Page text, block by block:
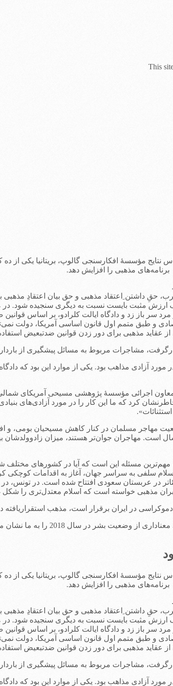
مؤسسۀ افکارسنجی گالوپ، بریتانیا یکی از ده
مذهبی را افزایش دهد.
حقِ داشتن ِاعتقاد مذهبی و حق بیان اعتقادِ
یک ارزش مثبت بایست نسبت به دیگری سنجیده شود.
سر باز زد و دادگاه ایالت کلرادو، بر اساس
متمم اول قانون اساسی آمریکا، دولت
مذهبی برای دور زدن قوانین ضدتبعیض استفاده
آرامِ امریکا، در سال 2017 شاهد منازعاتی در مورد آزادی مذاهب بود.
اجرائی مؤسسۀ پژوهشی مسیحی آمریکای
کرد که ما این کار را در مورد آزادی‌های
مهاجر مسلمان در کنار کاهش مسیحیان بومی، و
آیندۀ جامعه هستند. برای مثال در آلمان متوسط سنِ بومی‌ها 47 سال است.
مسئله این است که آیا در کشورهای مختلف
سلفی به سراسر جهان، آغاز به اقدامات
در عربستان سعودی افتتاح شده است. در تونس،
مذهبی خواسته است که اسلام معتدل‌تری را شکل
در ایران برقرار است، مذهب
می‌دهد؛ ما نگاه‌مان را از روی این لنزها برنمی‌داریم.
مؤسسۀ افکارسنجی گالوپ، بریتانیا یکی از ده
مذهبی را افزایش دهد.
حقِ داشتن ِاعتقاد مذهبی و حق بیان اعتقادِ
یک ارزش مثبت بایست نسبت به دیگری سنجیده شود.
سر باز زد و دادگاه ایالت کلرادو، بر اساس
متمم اول قانون اساسی آمریکا، دولت
مذهبی برای دور زدن قوانین ضدتبعیض استفاده
آرامِ امریکا، در سال 2017 شاهد منازعاتی در مورد آزادی مذاهب بود.
This